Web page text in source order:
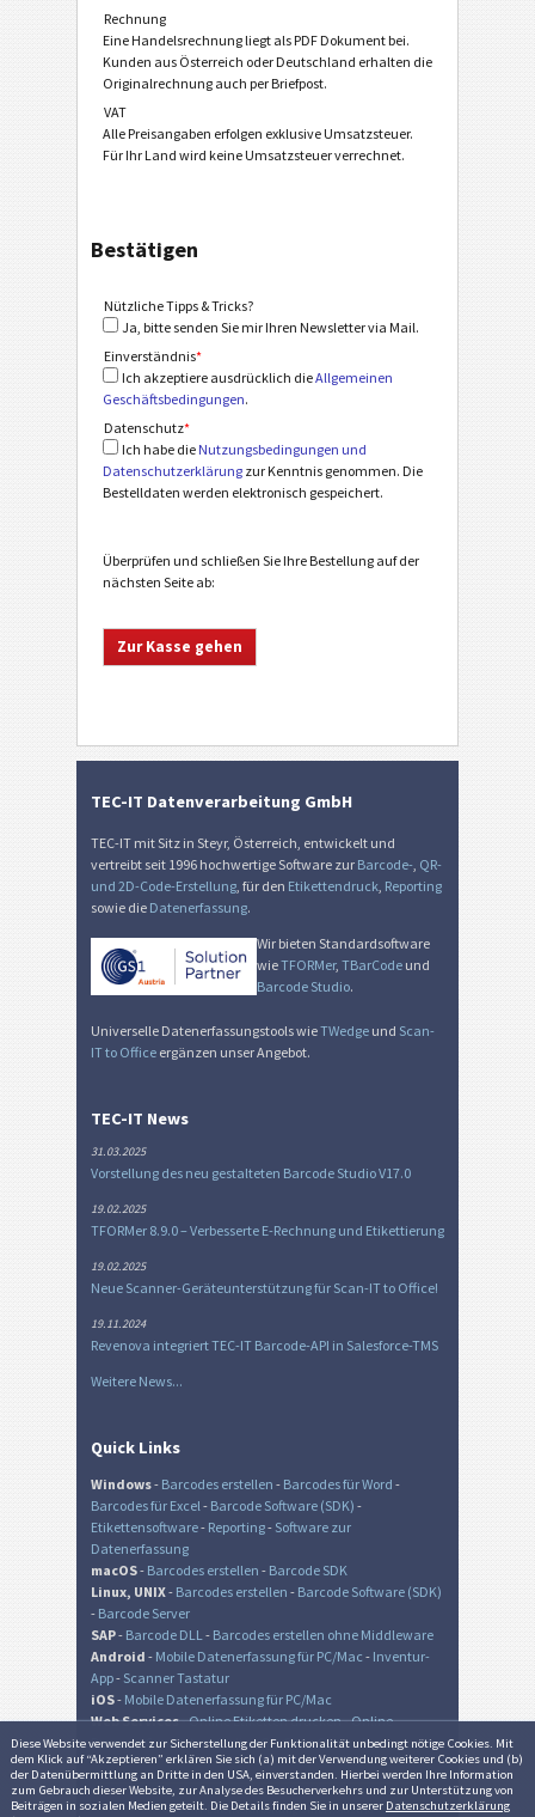
Diese Website verwendet zur Sicher­stellung der Funk­tionalität unbedingt nötige Cookies. Mit
dem Klick auf “Akzeptieren” erklären Sie sich (a) mit der Verwendung weiterer Cookies und (b)
der Daten­übermittlung an Dritte in den USA, einverstanden. Hierbei werden Ihre Information
zum Gebrauch dieser Website, zur Analyse des Besucher­verkehrs und zur Unter­stützung von
Beiträgen in sozialen Medien geteilt. Die Details finden Sie in unserer Datenschutzerklärung
Rechnung
Eine Handelsrechnung liegt als PDF Dokument bei.
Kunden aus Österreich oder Deutschland erhalten die
Originalrechnung auch per Briefpost.
VAT
Alle Preisangaben erfolgen exklusive Umsatzsteuer.
Für Ihr Land wird keine Umsatzsteuer verrechnet.
Bestätigen
Nützliche Tipps & Tricks?
Ja, bitte senden Sie mir Ihren Newsletter via Mail.
Einverständnis*
Ich akzeptiere ausdrücklich dieAllgemeinen
Geschäftsbedingungen.
Datenschutz*
Ich habe die Nutzungsbedingungen und
Datenschutzerklärungzur Kenntnis genommen. Die
Bestelldaten werden elektronisch gespeichert.
Überprüfen und schließen Sie Ihre Bestellung auf der
nächsten Seite ab:
TEC-IT Datenverarbeitung GmbH
TEC-IT mit Sitz in Steyr, Österreich, entwickelt und
vertreibt seit 1996 hochwertige Software zur Barcode-, QR-
und 2D-Code-Erstellung, für den Etikettendruck, Reporting
sowie die Datenerfassung.
Wir bieten Standardsoftware
wieTFORMer,TBarCode und
Barcode Studio.
Universelle Datenerfassungstools wieTWedge und Scan-
IT to Office ergänzen unser Angebot.
TEC-IT News
31.03.2025
Vorstellung des neu gestalteten Barcode Studio V17.0
19.02.2025
TFORMer 8.9.0 – Verbesserte E-Rechnung und Etikettierung
19.02.2025
Neue Scanner-Geräteunterstützung für Scan-IT to Office!
19.11.2024
Revenova integriert TEC-IT Barcode-API in Salesforce-TMS
Weitere News...
Quick Links
Windows- Barcodes erstellen - Barcodes für Word -
Barcodes für Excel- Barcode Software (SDK) -
Etikettensoftware- Reporting- Software zur
Datenerfassung
macOS- Barcodes erstellen - Barcode SDK
Linux, UNIX- Barcodes erstellen - Barcode Software (SDK)
- Barcode Server
SAP- Barcode DLL- Barcodes erstellen ohne Middleware
Android - Mobile Datenerfassung für PC/Mac - Inventur-
App- Scanner Tastatur
iOS- Mobile Datenerfassung für PC/Mac
Web Services-Online Etiketten drucken-Online
Barcode Generator-Online QR-Code Generator
© TEC-IT Datenverarbeitung GmbH, Austria